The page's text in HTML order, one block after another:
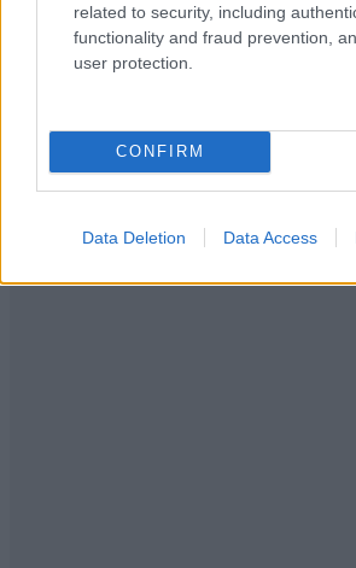
related to security, including
functionality and fraud prevention,
user protection.
CONFIRM
Data Deletion Data Access